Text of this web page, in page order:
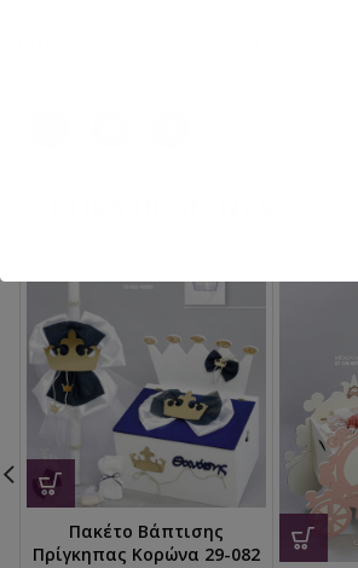
Πακέτο Βάπτισης
Πρίγκηπας Κορώνα 29-082